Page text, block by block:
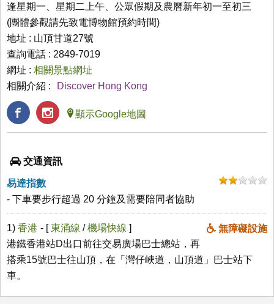
逢星期一、星期二上午、公眾假期及農曆新年初一至初三
(團體參觀請先致電博物館預約時間)
地址 : 山頂甘道27號
查詢電話 : 2849-7019
網址 : 相關景點網址
相關介紹 :
Discover Hong Kong
顯示Google地圖
交通資訊
易達指數
- 下車要步行超過 20 分鐘及需要陪同者協助
1) 香港 無障礙設施
- [東涌線 /機場快線 ]
港鐵香港站D出口前往交易廣場巴士總站，再
搭乘15號巴士往山頂，在「灣仔峽道，山頂道」巴士站下
車。